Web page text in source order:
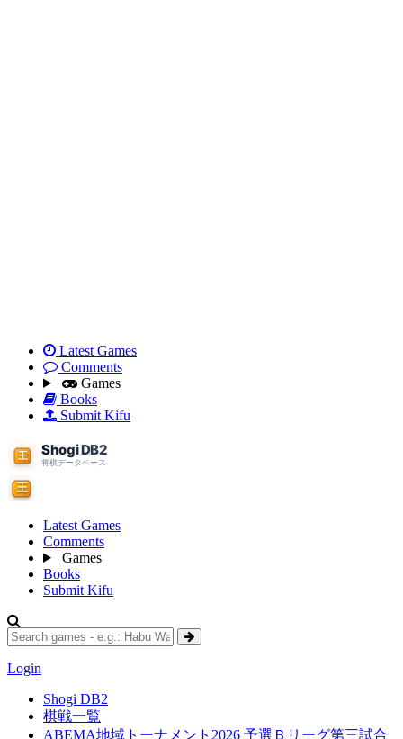
Latest Games
Comments
Games
Books
Submit Kifu
Latest Games
Comments
Games
Books
Submit Kifu
Login
Shogi DB2
棋戦一覧
ABEMA地域トーナメント2026 予選Ｂリーグ第三試合